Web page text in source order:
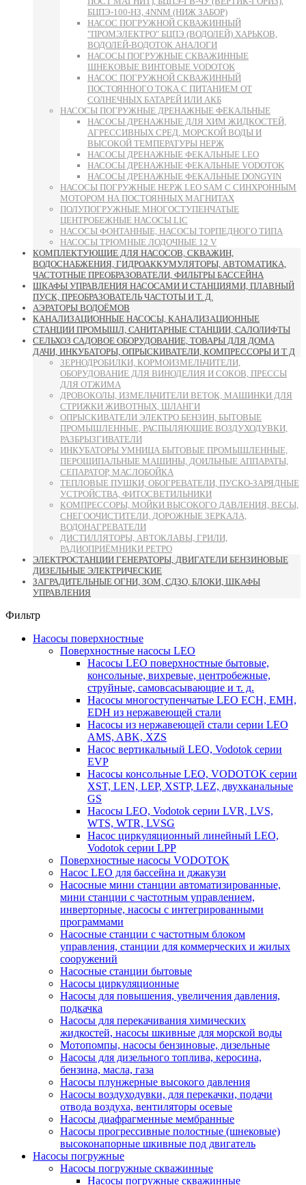
БЦПЭ-100-НЗ, 4NNM (НИЖ ЗАБОР)
НАСОС ПОГРУЖНОЙ СКВАЖИННЫЙ
"ПРОМЭЛЕКТРО" БЦПЭ (ВОДОЛЕЙ) ХАРЬКОВ,
ВОДОЛЕЙ-ВОДОТОК АНАЛОГИ
НАСОСЫ ПОГРУЖНЫЕ СКВАЖИННЫЕ
ШНЕКОВЫЕ ВИНТОВЫЕ VODOTOK
НАСОС ПОГРУЖНОЙ СКВАЖИННЫЙ
ПОСТОЯННОГО ТОКА С ПИТАНИЕМ ОТ
СОЛНЕЧНЫХ БАТАРЕЙ ИЛИ АКБ
НАСОСЫ ПОГРУЖНЫЕ ДРЕНАЖНЫЕ ФЕКАЛЬНЫЕ
НАСОСЫ ДРЕНАЖНЫЕ ДЛЯ ХИМ ЖИДКОСТЕЙ,
АГРЕССИВНЫХ СРЕД, МОРСКОЙ ВОДЫ И
ВЫСОКОЙ ТЕМПЕРАТУРЫ НЕРЖ
НАСОСЫ ДРЕНАЖНЫЕ ФЕКАЛЬНЫЕ LEO
НАСОСЫ ДРЕНАЖНЫЕ ФЕКАЛЬНЫЕ VODOTOK
НАСОСЫ ДРЕНАЖНЫЕ ФЕКАЛЬНЫЕ DONGYIN
НАСОСЫ ПОГРУЖНЫЕ НЕРЖ LEO SAM С СИНХРОННЫМ
МОТОРОМ НА ПОСТОЯННЫХ МАГНИТАХ
ПОЛУПОГРУЖНЫЕ МНОГОСТУПЕНЧАТЫЕ
ЦЕНТРОБЕЖНЫЕ НАСОСЫ LIC
НАСОСЫ ФОНТАННЫЕ, НАСОСЫ ТОРПЕДНОГО ТИПА
НАСОСЫ ТРЮМНЫЕ ЛОДОЧНЫЕ 12 V
КОМПЛЕКТУЮЩИЕ ДЛЯ НАСОСОВ, СКВАЖИН,
ВОДОСНАБЖЕНИЯ, ГИДРОАККУМУЛЯТОРЫ, АВТОМАТИКА,
ЧАСТОТНЫЕ ПРЕОБРАЗОВАТЕЛИ, ФИЛЬТРЫ БАССЕЙНА
ШКАФЫ УПРАВЛЕНИЯ НАСОСАМИ И СТАНЦИЯМИ, ПЛАВНЫЙ
ПУСК, ПРЕОБРАЗОВАТЕЛЬ ЧАСТОТЫ И Т. Д.
АЭРАТОРЫ ВОДОЁМОВ
КАНАЛИЗАЦИОННЫЕ НАСОСЫ, КАНАЛИЗАЦИОННЫЕ
СТАНЦИИ ПРОМЫШЛ, САНИТАРНЫЕ СТАНЦИИ, САЛОЛИФТЫ
СЕЛЬХОЗ САДОВОЕ ОБОРУДОВАНИЕ, ТОВАРЫ ДЛЯ ДОМА
ДАЧИ, ИНКУБАТОРЫ, ОПРЫСКИВАТЕЛИ, КОМПРЕССОРЫ И Т Д
ЗЕРНОДРОБИЛКИ, КОРМОИЗМЕЛЬЧИТЕЛИ,
ОБОРУДОВАНИЕ ДЛЯ ВИНОДЕЛИЯ И СОКОВ, ПРЕССЫ
ДЛЯ ОТЖИМА
ДРОВОКОЛЫ, ИЗМЕЛЬЧИТЕЛИ ВЕТОК, МАШИНКИ ДЛЯ
СТРИЖКИ ЖИВОТНЫХ, ШЛАНГИ
ОПРЫСКИВАТЕЛИ ЭЛЕКТРО БЕНЗИН, БЫТОВЫЕ
ПРОМЫШЛЕННЫЕ, РАСПЫЛЯЮЩИЕ ВОЗДУХОДУВКИ,
РАЗБРЫЗГИВАТЕЛИ
ИНКУБАТОРЫ УМНИЦА БЫТОВЫЕ ПРОМЫШЛЕННЫЕ,
ПЕРОЩИПАЛЬНЫЕ МАШИНЫ, ДОИЛЬНЫЕ АППАРАТЫ,
СЕПАРАТОР, МАСЛОБОЙКА
ТЕПЛОВЫЕ ПУШКИ, ОБОГРЕВАТЕЛИ, ПУСКО-ЗАРЯДНЫЕ
УСТРОЙСТВА, ФИТОСВЕТИЛЬНИКИ
КОМПРЕССОРЫ, МОЙКИ ВЫСОКОГО ДАВЛЕНИЯ, ВЕСЫ,
СНЕГООЧИСТИТЕЛИ, ДОРОЖНЫЕ ЗЕРКАЛА,
ВОДОНАГРЕВАТЕЛИ
ДИСТИЛЛЯТОРЫ, АВТОКЛАВЫ, ГРИЛИ,
РАДИОПРИЁМНИКИ РЕТРО
ЭЛЕКТРОСТАНЦИИ ГЕНЕРАТОРЫ, ДВИГАТЕЛИ БЕНЗИНОВЫЕ
ДИЗЕЛЬНЫЕ ЭЛЕКТРИЧЕСКИЕ
ЗАГРАДИТЕЛЬНЫЕ ОГНИ, ЗОМ, СДЗО, БЛОКИ, ШКАФЫ
УПРАВЛЕНИЯ
Фильтр
Насосы поверхностные
Поверхностные насосы LEO
Насосы LEO поверхностные бытовые,
консольные, вихревые, центробежные,
струйные, самовсасывающие и т. д.
Насосы многоступенчатые LEO ECH, EMH,
EDH из нержавеющей стали
Насосы из нержавеющей стали серии LEO
AMS, ABK, XZS
Насос вертикальный LEO, Vodotok серии
EVP
Насосы консольные LEO, VODOTOK серии
XST, LEN, LEP, XSTP, LEZ, двухканальные
GS
Насосы LEO, Vodotok серии LVR, LVS,
WTS, WTR, LVSG
Насос циркуляционный линейный LEO,
Vodotok серии LPP
Поверхностные насосы VODOTOK
Насос LEO для бассейна и джакузи
Насосные мини станции автоматизированные,
мини станции с частотным управлением,
инверторные, насосы с интегрированными
программами
Насосные станции с частотным блоком
управления, станции для коммерческих и жилых
сооружений
Насосные станции бытовые
Насосы циркуляционные
Насосы для повышения, увеличения давления,
подкачка
Насосы для перекачивания химических
жидкостей, насосы шкивные для морской воды
Мотопомпы, насосы бензиновые, дизельные
Насосы для дизельного топлива, керосина,
бензина, масла, газа
Насосы плунжерные высокого давления
Насосы воздуходувки, для перекачки, подачи
отвода воздуха, вентиляторы осевые
Насосы диафрагменные мембранные
Насосы прогрессивные полостные (шнековые)
высоконапорные шкивные под двигатель
Насосы погружные
Насосы погружные скважинные
Насосы погружные скважинные